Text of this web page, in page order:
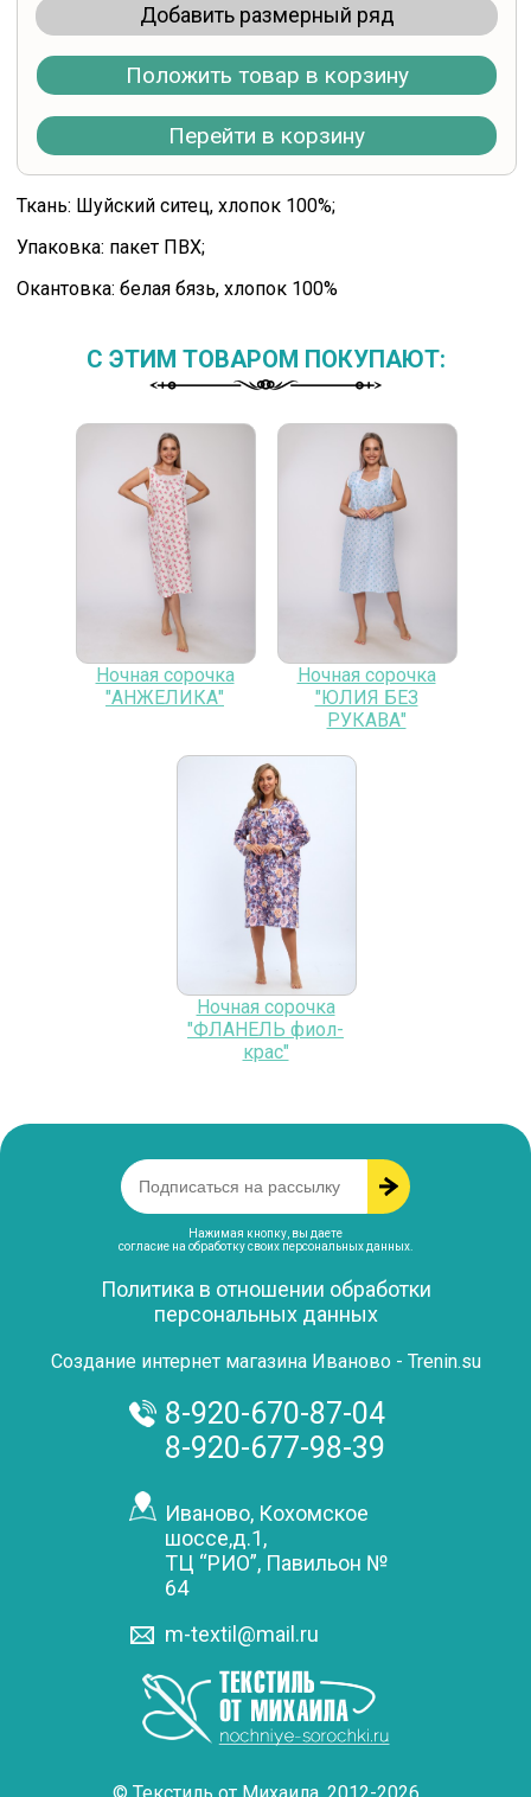
Добавить размерный ряд
Положить товар в корзину
Перейти в корзину
Ткань: Шуйский ситец, хлопок 100%;
Упаковка: пакет ПВХ;
Окантовка: белая бязь, хлопок 100%
C ЭТИМ ТОВАРОМ ПОКУПАЮТ:
Ночная сорочка
"АНЖЕЛИКА"
Ночная сорочка
"ЮЛИЯ БЕЗ
РУКАВА"
Ночная сорочка
"ФЛАНЕЛЬ фиол-
крас"
8-920-670-87-04
8-920-677-98-39
Иваново, Кохомское
шоссе,д.1,
ТЦ “РИО”, Павильон №
64
m-textil@mail.ru
Нажимая кнопку, вы даете
согласие на обработку своих персональных данных.
Политика в отношении обработки
персональных данных
Создание интернет магазина Иваново - Trenin.su